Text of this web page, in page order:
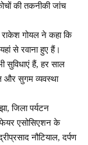
की तकनीकी जांच
राकेश गोयल ने कहा कि
से रवाना हुए हैं।
सुविधाएं हैं, हर साल
और सुगम व्यवस्था
जिला पर्यटन
एसोसिएशन के
नौटियाल, दर्पण